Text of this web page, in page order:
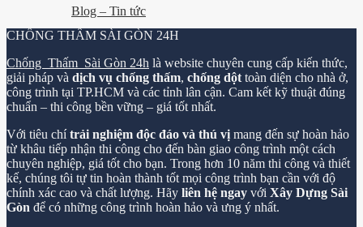
Blog – Tin tức
CHỐNG THẤM SÀI GÒN 24H
Chống Thấm Sài Gòn 24h là website chuyên cung cấp kiến thức,
giải pháp và dịch vụ chống thấm, chống dột toàn diện cho nhà ở,
công trình tại TP.HCM và các tỉnh lân cận. Cam kết kỹ thuật đúng
chuẩn – thi công bền vững – giá tốt nhất.
Với tiêu chítrải nghiệm độc đáo và thú vị mang đến sự hoàn hảo
từ khâu tiếp nhận thi công cho đến bàn giao công trình một cách
chuyên nghiệp, giá tốt cho bạn. Trong hơn 10 năm thi công và thiết
kế, chúng tôi tự tin hoàn thành tốt mọi công trình bạn cần với độ
chính xác cao và chất lượng. Hãy liên hệ ngay với Xây Dựng Sài
Gòn để có những công trình hoàn hảo và ưng ý nhất.